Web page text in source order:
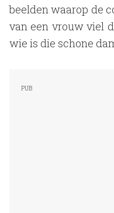
beelden waarop de
van een vrouw viel
wie is die schone